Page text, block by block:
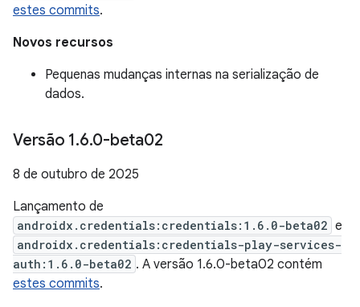
estes commits.
Novos recursos
Pequenas mudanças internas na serialização de
dados.
Versão 1.6.0-beta02
8 de outubro de 2025
Lançamento de
androidx.credentials:credentials:1.6.0-beta02 e
androidx.credentials:credentials-play-services-
auth:1.6.0-beta02 . A versão 1.6.0-beta02 contém
estes commits.